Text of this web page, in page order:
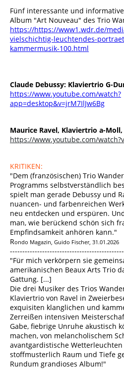
Fünf interessante und
Album "Art Nouveau" des Trio
https://https://www1.wdr.de/
vielschichtig-leuchtendes-
kammermusik-100.html
Claude Debussy: Klaviertrio G-
https://www.youtube.com/watch?
app=desktop&v=jrM7IlJw6Bg
Maurice Ravel, Klaviertrio a-
https://www.youtube.com/
KRITIKEN:
"Dem (französischen) Trio
Programms selbstverständlich
spielt man gerade Debussy und
nuancen- und farbenreichen
neu entdecken und erspüren.
man, wie berückend schön sich
Empfindsamkeit anhören kann."
Rondo Magazin, Guido Fischer, 31.01.2026
"Für mich verkörpern sie
amerikanischen Beaux Arts Trio
Gattung. [...]
Die drei Musiker des Trios
Klaviertrio von Ravel in
exquisiten klanglichen und
Zerreißen intensiven
Gabe, fiebrige Unruhe akustisch
machen, von melancholischem
avantgardistische
stoffmusterlich Raum und Tiefe
Rundum grandioses Album!"